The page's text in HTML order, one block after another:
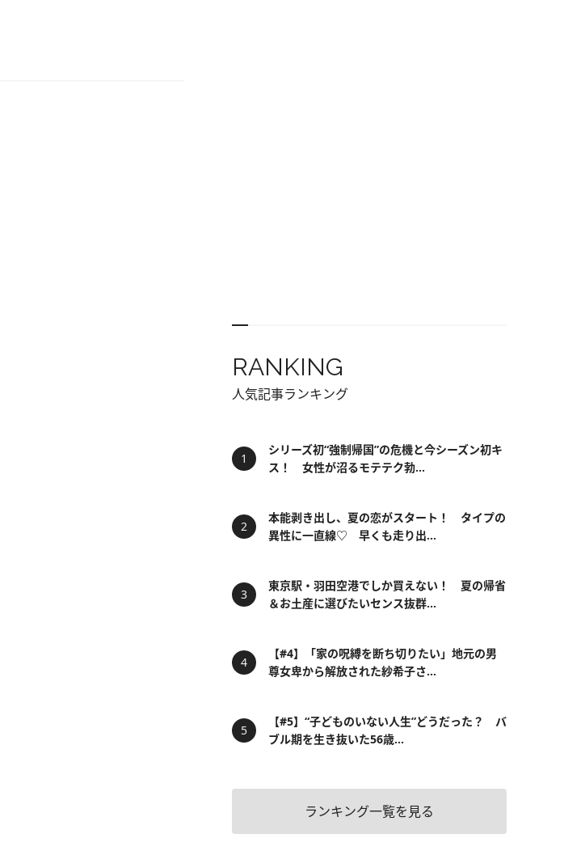
RANKING
人気記事ランキング
シリーズ初“強制帰国”の危機と今シーズン初キ
ス！ 女性が沼るモテテク勃...
本能剥き出し、夏の恋がスタート！ タイプの
異性に一直線♡ 早くも走り出...
東京駅・羽田空港でしか買えない！ 夏の帰省
＆お土産に選びたいセンス抜群...
【#4】「家の呪縛を断ち切りたい」地元の男
尊女卑から解放された紗希子さ...
【#5】“子どものいない人生”どうだった？ バ
ブル期を生き抜いた56歳...
ランキング一覧を見る